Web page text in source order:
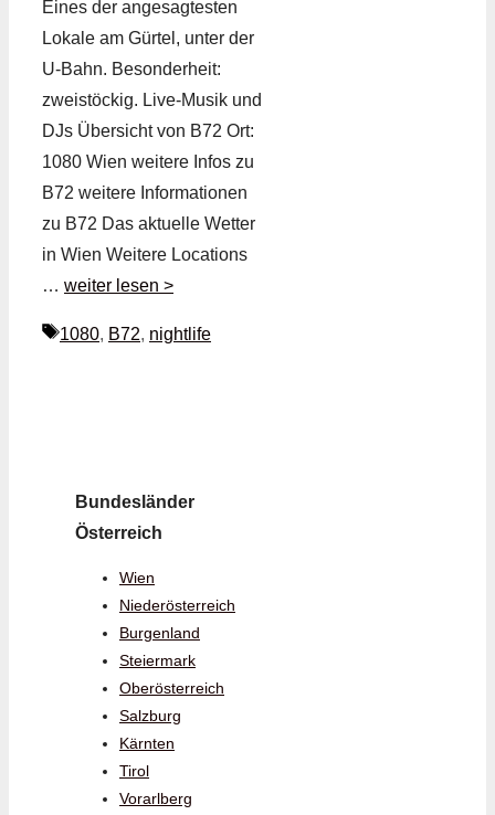
Eines der angesagtesten
Lokale am Gürtel, unter der
U-Bahn. Besonderheit:
zweistöckig. Live-Musik und
DJs Übersicht von B72 Ort:
1080 Wien weitere Infos zu
B72 weitere Informationen
zu B72 Das aktuelle Wetter
in Wien Weitere Locations
… weiter lesen >
Schlagwörter
1080, B72, nightlife
Bundesländer
Österreich
Wien
Niederösterreich
Burgenland
Steiermark
Oberösterreich
Salzburg
Kärnten
Tirol
Vorarlberg